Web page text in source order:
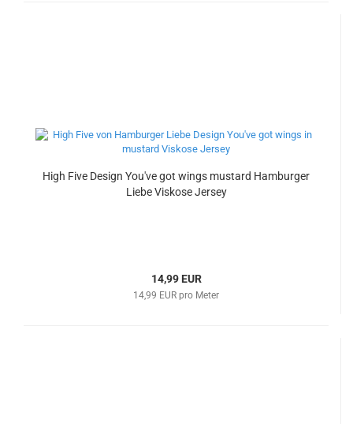
High Five Design You've got wings mustard Hamburger
Liebe Viskose Jersey
14,99 EUR
14,99 EUR pro Meter